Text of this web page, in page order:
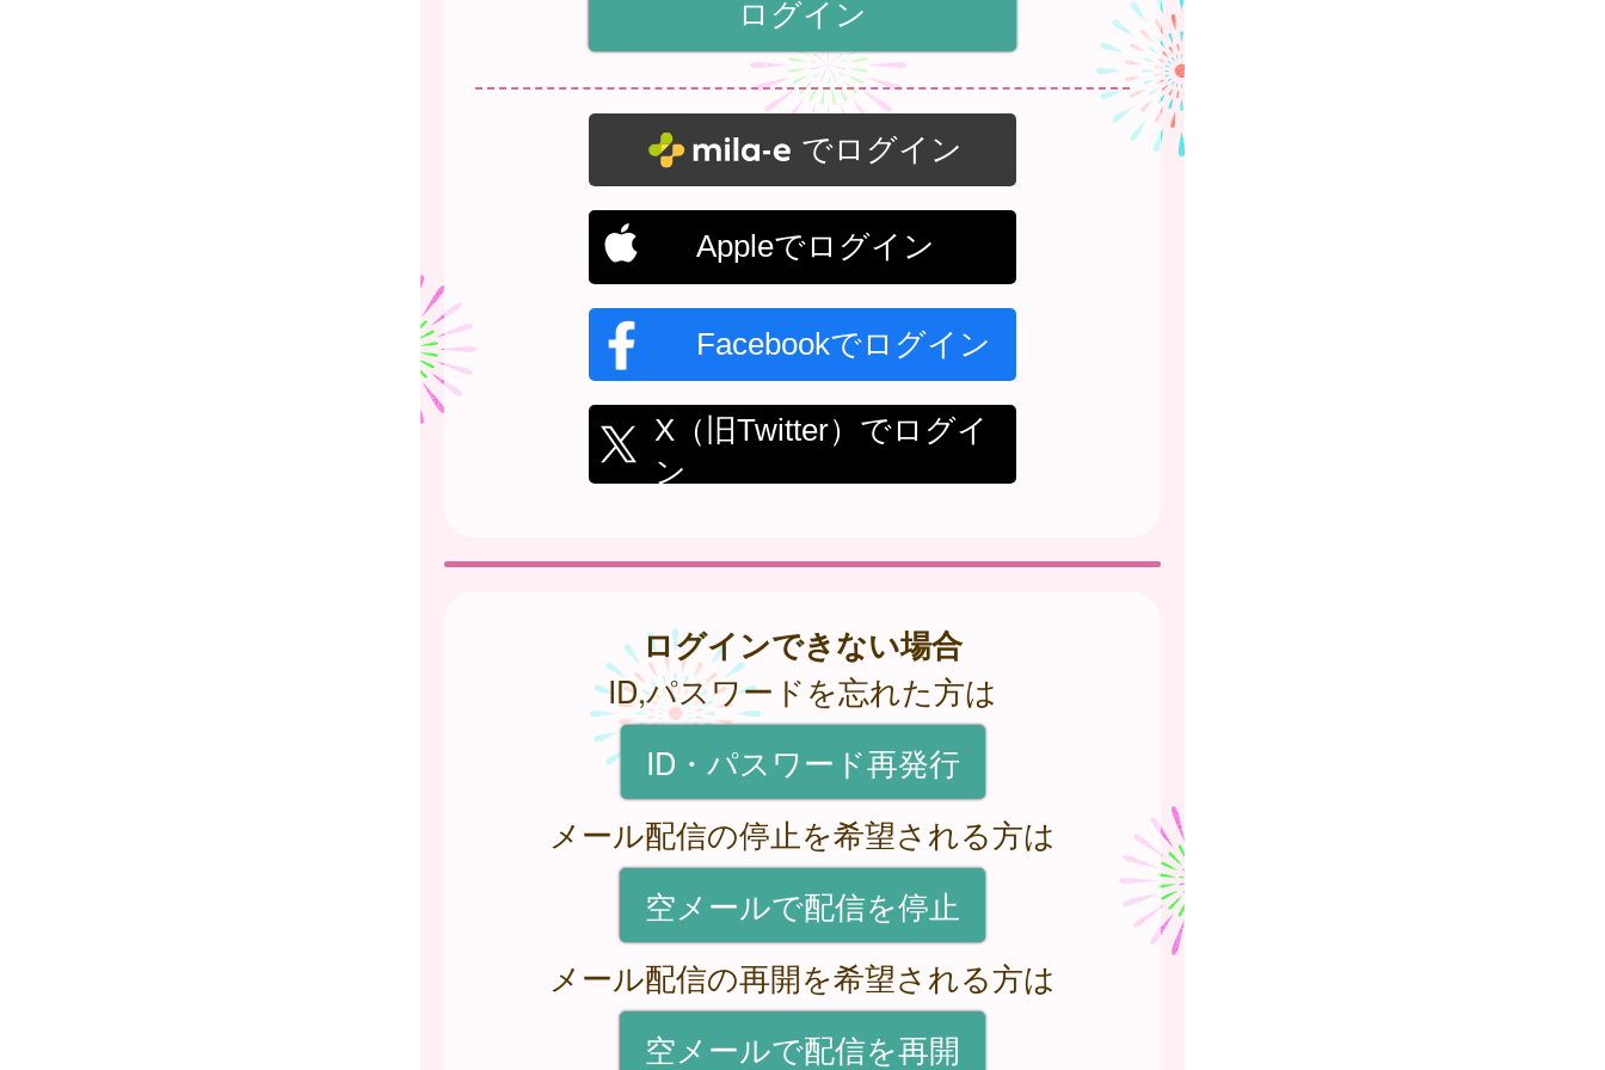
でログイン
Appleでログイン
Facebookでログイン
X（旧Twitter）でログイ
ン
ログインできない場合
ID,パスワードを忘れた方は
ID・パスワード再発行
メール配信の停止を希望される方は
空メールで配信を停止
メール配信の再開を希望される方は
空メールで配信を再開